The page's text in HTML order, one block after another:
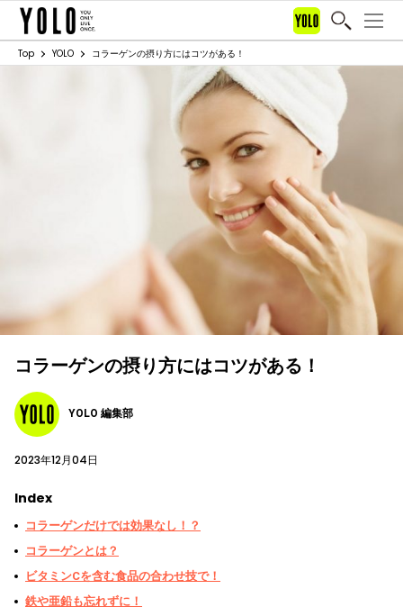
Top YOLO コラーゲンの摂り方にはコツがある！
コラーゲンの摂り方にはコツがある！
YOLO 編集部
2023年12月04日
Index
コラーゲンだけでは効果なし！？
コラーゲンとは？
ビタミンCを含む食品の合わせ技で！
鉄や亜鉛も忘れずに！